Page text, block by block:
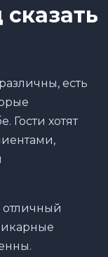
есть
Гости хотят
отличный